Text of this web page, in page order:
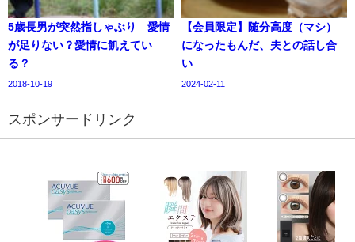
5歳長男が突然指しゃぶり 愛情
が足りない？愛情に飢えてい
る？
2018-10-19
【会員限定】随分高度（マシ）
になったもんだ、夫との話し合
い
2024-02-11
スポンサードリンク